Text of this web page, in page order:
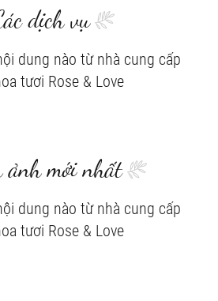
dịch vụ
dung nào từ nhà cung cấp
tươi Rose & Love
ảnh mới nhất
dung nào từ nhà cung cấp
tươi Rose & Love